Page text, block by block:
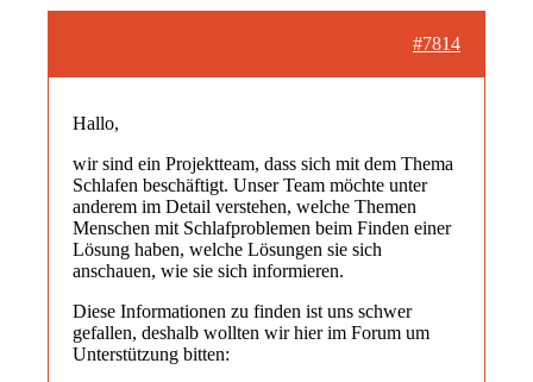
#7814
Hallo,
wir sind ein Projektteam, dass sich mit dem Thema
Schlafen beschäftigt. Unser Team möchte unter
anderem im Detail verstehen, welche Themen
Menschen mit Schlafproblemen beim Finden einer
Lösung haben, welche Lösungen sie sich
anschauen, wie sie sich informieren.
Diese Informationen zu finden ist uns schwer
gefallen, deshalb wollten wir hier im Forum um
Unterstützung bitten: